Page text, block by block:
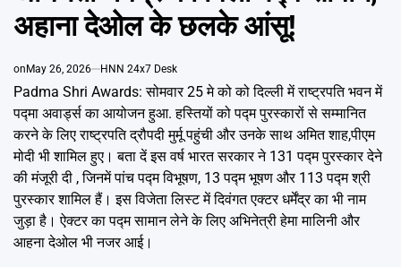
अहाना देओल के छलके आंसू!
onMay 26, 2026 HNN 24x7 Desk
Padma Shri Awards: सोमवार 25 मे को को दिल्ली में राष्ट्रपति भवन में
पद्मा अवार्ड्स का आयोजन हुआ. हस्तियों को पद्म पुरस्कारों से सम्मानित
करने के लिए राष्ट्रपति द्रौपदी मुर्मू पहुंची और उनके साथ अमित शाह,पीएम
मोदी भी शामिल हुए। बता दें इस वर्ष भारत सरकार ने 131 पद्म पुरस्कार देने
की मंजूरी दी , जिनमें पांच पद्म विभूषण, 13 पद्म भूषण और 113 पद्म श्री
पुरस्कार शामिल हैं। इस विजेता लिस्ट में दिवंगत एक्टर धर्मेंद्र का भी नाम
जुड़ा है। ऐक्टर का पद्म सामान लेने के लिए अभिनेत्री हेमा मालिनी और
आहना देओल भी नजर आई।